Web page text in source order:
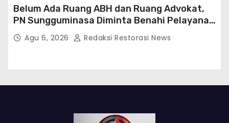
Belum Ada Ruang ABH dan Ruang Advokat,
PN Sungguminasa Diminta Benahi Pelayanan
PublikAgu 6, 2026 Redaksi Restorasi News